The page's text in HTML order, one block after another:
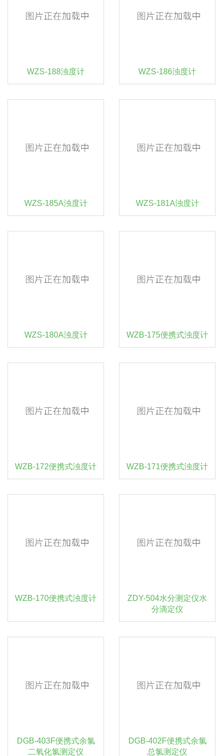
WZS-188浊度计 WZS-186浊度计
WZS-185A浊度计 WZS-181A浊度计
WZS-180A浊度计 WZB-175便携式浊度计
WZB-172便携式浊度计 WZB-171便携式浊度计
WZB-170便携式浊度计
ZDY-504水分测定仪水
分滴定仪
DGB-403F便携式余氯
二氧化氯测定仪
DGB-402F便携式余氯
总氯测定仪